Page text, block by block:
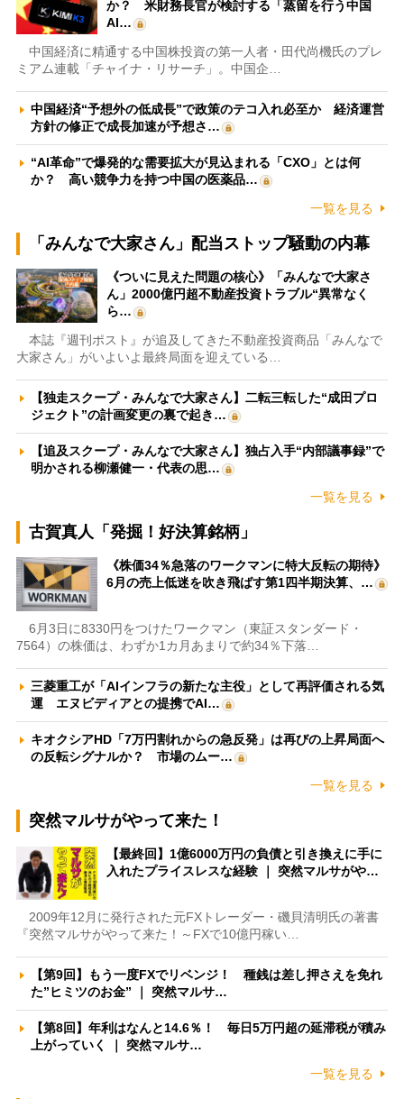
か？ 米財務長官が検討する「蒸留を行う中国
AI…
中国経済に精通する中国株投資の第一人者・田代尚機氏のプレ
ミアム連載「チャイナ・リサーチ」。中国企…
中国経済“予想外の低成長”で政策のテコ入れ必至か 経済運営
方針の修正で成長加速が予想さ…
“AI革命”で爆発的な需要拡大が見込まれる「CXO」とは何
か？ 高い競争力を持つ中国の医薬品…
一覧を見る
「みんなで大家さん」配当ストップ騒動の内幕
《ついに見えた問題の核心》「みんなで大家さ
ん」2000億円超不動産投資トラブル“異常なく
ら…
本誌『週刊ポスト』が追及してきた不動産投資商品「みんなで
大家さん」がいよいよ最終局面を迎えている…
【独走スクープ・みんなで大家さん】二転三転した“成田プロ
ジェクト”の計画変更の裏で起き…
【追及スクープ・みんなで大家さん】独占入手“内部議事録”で
明かされる柳瀬健一・代表の思…
一覧を見る
古賀真人「発掘！好決算銘柄」
《株価34％急落のワークマンに特大反転の期待》
6月の売上低迷を吹き飛ばす第1四半期決算、…
6月3日に8330円をつけたワークマン（東証スタンダード・
7564）の株価は、わずか1カ月あまりで約34％下落…
三菱重工が「AIインフラの新たな主役」として再評価される気
運 エヌビディアとの提携でAI…
キオクシアHD「7万円割れからの急反発」は再びの上昇局面へ
の反転シグナルか？ 市場のムー…
一覧を見る
突然マルサがやって来た！
【最終回】1億6000万円の負債と引き換えに手に
入れたプライスレスな経験 ｜ 突然マルサがや…
2009年12月に発行された元FXトレーダー・磯貝清明氏の著書
『突然マルサがやって来た！～FXで10億円稼い…
【第9回】もう一度FXでリベンジ！ 種銭は差し押さえを免れ
た”ヒミツのお金” ｜ 突然マルサ…
【第8回】年利はなんと14.6％！ 毎日5万円超の延滞税が積み
上がっていく ｜ 突然マルサ…
一覧を見る